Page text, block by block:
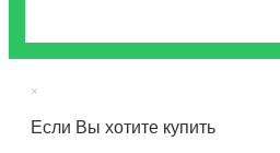
×
Если Вы хотите купить